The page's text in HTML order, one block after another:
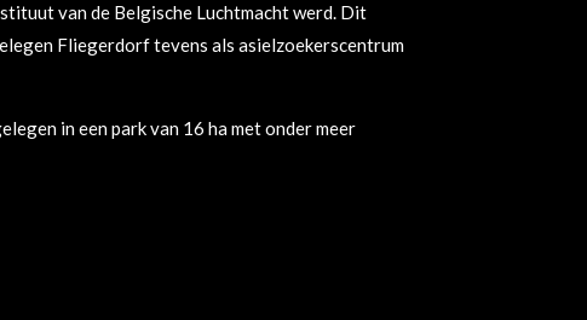
van de Belgische Luchtmacht werd. Dit
Fliegerdorf tevens als asielzoekerscentrum
in een park van 16 ha met onder meer